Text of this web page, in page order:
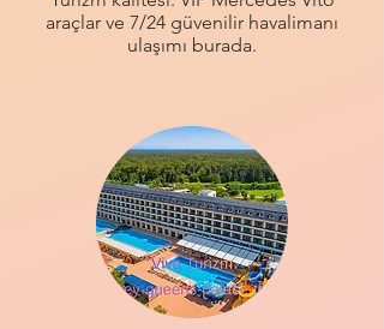
araçlar ve 7/24 güvenilir havalimanı
ulaşımı burada.